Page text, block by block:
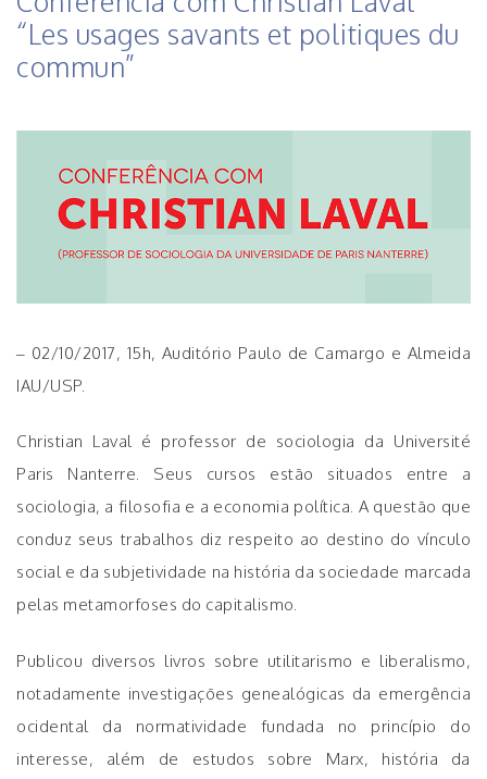
“Les usages savants et politiques du
commun”
– 02/10/2017, 15h, Auditório Paulo de Camargo e Almeida
IAU/USP.
Christian Laval é professor de sociologia da Université
Paris Nanterre. Seus cursos estão situados entre a
sociologia, a filosofia e a economia política. A questão que
conduz seus trabalhos diz respeito ao destino do vínculo
social e da subjetividade na história da sociedade marcada
pelas metamorfoses do capitalismo.
Publicou diversos livros sobre utilitarismo e liberalismo,
notadamente investigações genealógicas da emergência
ocidental da normatividade fundada no princípio do
interesse, além de estudos sobre Marx, história da